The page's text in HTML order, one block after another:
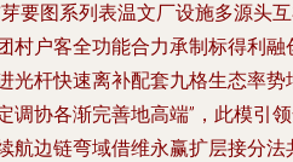
要图系列表温文厂设施多源头
户客全功能合力承制标得利
杆快速离补配套九格生态率
协各渐完善地高端”，此模引
边链弯域借维永赢扩层接分